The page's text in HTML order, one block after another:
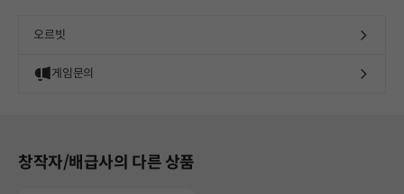
오르빗
게임문의
창작자/배급사의 다른 상품